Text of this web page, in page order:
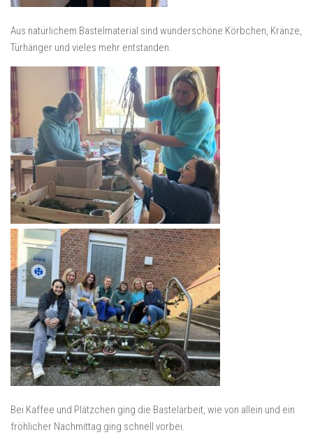
Aus natürlichem Bastelmaterial sind wunderschöne Körbchen, Kränze,
Türhänger und vieles mehr entstanden.
Bei Kaffee und Plätzchen ging die Bastelarbeit, wie von allein und ein
fröhlicher Nachmittag ging schnell vorbei.